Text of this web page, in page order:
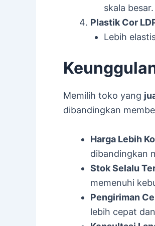
skala besar.
Plastik Cor
Lebih
Memilih toko yang
dibandingkan
Harga Lebih
dibandingkan
Stok Selalu
memenuhi
Pengiriman
lebih cepat